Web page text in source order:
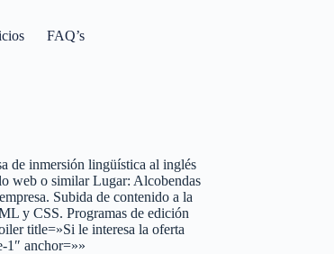
FAQ’s
de inmersión lingüística al inglés
web o similar Lugar: Alcobendas
Subida de contenido a la
y CSS. Programas de edición
title=»Si le interesa la oferta
1″ anchor=»»